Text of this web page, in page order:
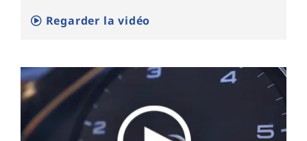
Regarder la vidéo